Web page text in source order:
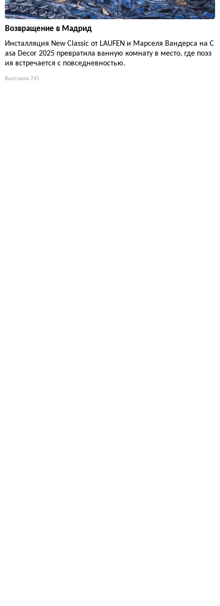
Возвращение в Мадрид
Инсталляция New Classic от LAUFEN и Марселя Вандерса на C
asa Decor 2025 превратила ванную комнату в место, где поэз
ия встречается с повседневностью.
Выставки 745